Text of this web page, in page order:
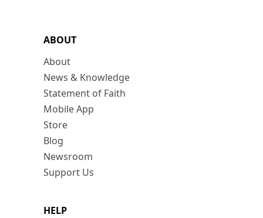
ABOUT
About
News & Knowledge
Statement of Faith
Mobile App
Store
Blog
Newsroom
Support Us
HELP